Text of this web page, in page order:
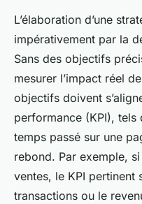
L’élaboration d’une
impérativement par la
Sans des objectifs
mesurer l’impact réel
objectifs doivent
performance (KPI),
temps passé sur une
rebond. Par exemple,
ventes, le KPI pertinent
transactions ou le